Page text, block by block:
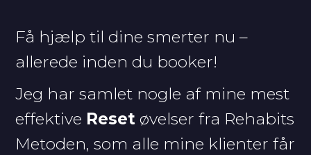
Få hjælp til dine smerter nu–
allerede inden du booker!
Jeg har samlet nogle af mine mest
effektive Reset øvelser fra Rehabits
Metoden, som alle mine klienter får